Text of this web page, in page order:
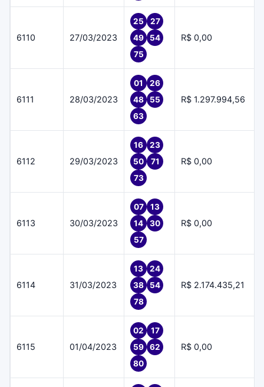
6110 27/03/2023
25
27
49
54
75
R$ 0,00
6111 28/03/2023
01
26
48
55
63
R$ 1.297.994,56
6112 29/03/2023
16
23
50
71
73
R$ 0,00
6113 30/03/2023
07
13
14
30
57
R$ 0,00
6114 31/03/2023
13
24
38
54
78
R$ 2.174.435,21
6115 01/04/2023
02
17
59
62
80
R$ 0,00